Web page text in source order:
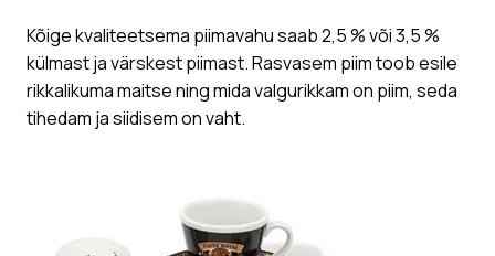
Kõige kvaliteetsema piimavahu saab 2,5 % või 3,5 %
külmast ja värskest piimast. Rasvasem piim toob esile
rikkalikuma maitse ning mida valgurikkam on piim, seda
tihedam ja siidisem on vaht.